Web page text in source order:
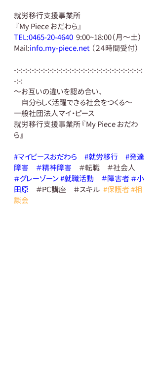
就労移行支援事業所
『My Piece おだわら』
TEL:0465-20-4640
  9:00~18:00（月～土）
Mail:info.my-piece.net （２４時間受付）
-:-:-:-:-:-:-:-:-:-:-:-:-:-:-:-:-:-:-:-:-:-:-:-:-:-:-:-:-:
-:-:
～お互いの違いを認め合い、
自分らしく活躍できる社会をつくる～
一般社団法人マイ・ピース
就労移行支援事業所 『My Piece おだわ
ら』
#マイピースおだわら #就労移行
#発達
障害
＃精神障害 ＃転職　＃社会人
＃グレーゾーン#就職活動 ＃障害者 ＃小
田原 ＃PC講座　＃スキル #保護者#相
談会